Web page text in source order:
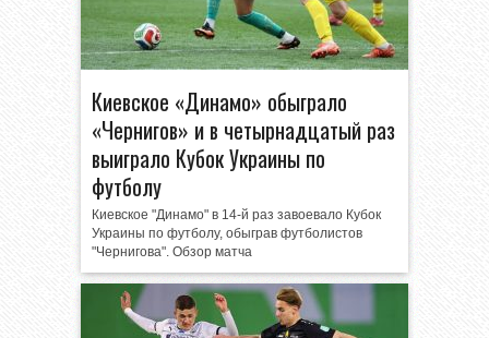
Киевское «Динамо» обыграло
«Чернигов» и в четырнадцатый раз
выиграло Кубок Украины по
футболу
Киевское "Динамо" в 14-й раз завоевало Кубок
Украины по футболу, обыграв футболистов
"Чернигова". Обзор матча